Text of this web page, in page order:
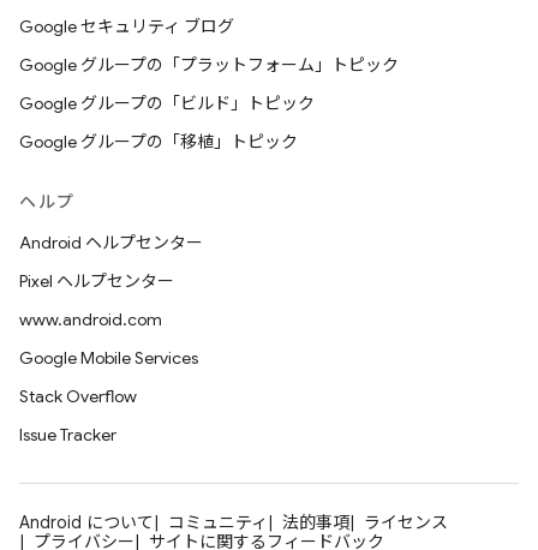
Google セキュリティ ブログ
Google グループの「プラットフォーム」トピック
Google グループの「ビルド」トピック
Google グループの「移植」トピック
ヘルプ
Android ヘルプセンター
Pixel ヘルプセンター
www.android.com
Google Mobile Services
Stack Overflow
Issue Tracker
Android について コミュニティ 法的事項
ライセンス
プライバシー
サイトに関するフィードバック